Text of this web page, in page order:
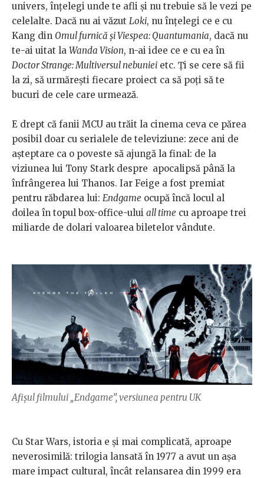
univers, înțelegi unde te afli și nu trebuie să le vezi pe
celelalte. Dacă nu ai văzut Loki, nu înțelegi ce e cu
Kang din Omul furnică și Viespea: Quantumania, dacă nu
te-ai uitat la Wanda Vision, n-ai idee ce e cu ea în
Doctor Strange: Multiversul nebuniei etc. Ți se cere să fii
la zi, să urmărești fiecare proiect ca să poți să te
bucuri de cele care urmează.
E drept că fanii MCU au trăit la cinema ceva ce părea
posibil doar cu serialele de televiziune: zece ani de
așteptare ca o poveste să ajungă la final: de la
viziunea lui Tony Stark despre apocalipsă până la
înfrângerea lui Thanos. Iar Feige a fost premiat
pentru răbdarea lui: Endgame ocupă încă locul al
doilea în topul box-office-ului all time cu aproape trei
miliarde de dolari valoarea biletelor vândute.
Afișul filmului „Endgame”, versiunea pentru UK
Cu Star Wars, istoria e și mai complicată, aproape
neverosimilă: trilogia lansată în 1977 a avut un așa
mare impact cultural, încât relansarea din 1999 era